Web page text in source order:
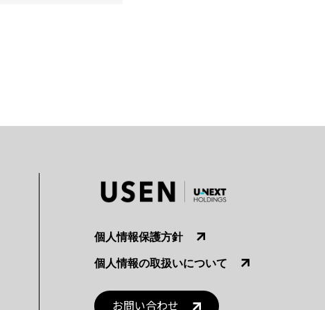
個人情報保護方針
個人情報の取扱いについて
お問い合わせ